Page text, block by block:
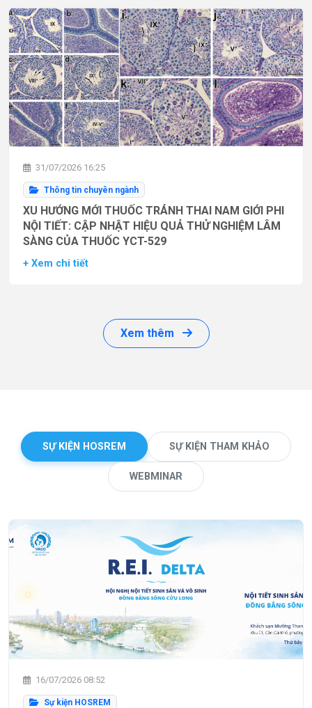
31/07/2026 16:25
Thông tin chuyên ngành
XU HƯỚNG MỚI THUỐC TRÁNH THAI NAM GIỚI PHI
NỘI TIẾT: CẬP NHẬT HIỆU QUẢ THỬ NGHIỆM LÂM
SÀNG CỦA THUỐC YCT-529
+ Xem chi tiết
Xem thêm
SỰ KIỆN HOSREM SỰ KIỆN THAM KHẢO
WEBMINAR
16/07/2026 08:52
Sự kiện HOSREM